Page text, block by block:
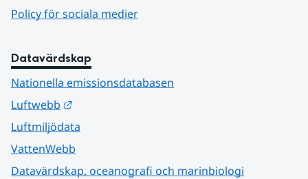
Policy för sociala medier
Datavärdskap
Nationella emissionsdatabasen
Luftwebb
Luftmiljödata
VattenWebb
Datavärdskap, oceanografi och marinbiologi